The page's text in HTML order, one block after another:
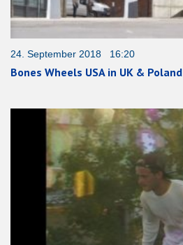
24. September 2018 16:20
Bones Wheels USA in UK & Poland